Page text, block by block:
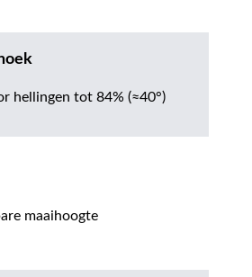
hellingen tot 84% (≈40°)
maaihoogte